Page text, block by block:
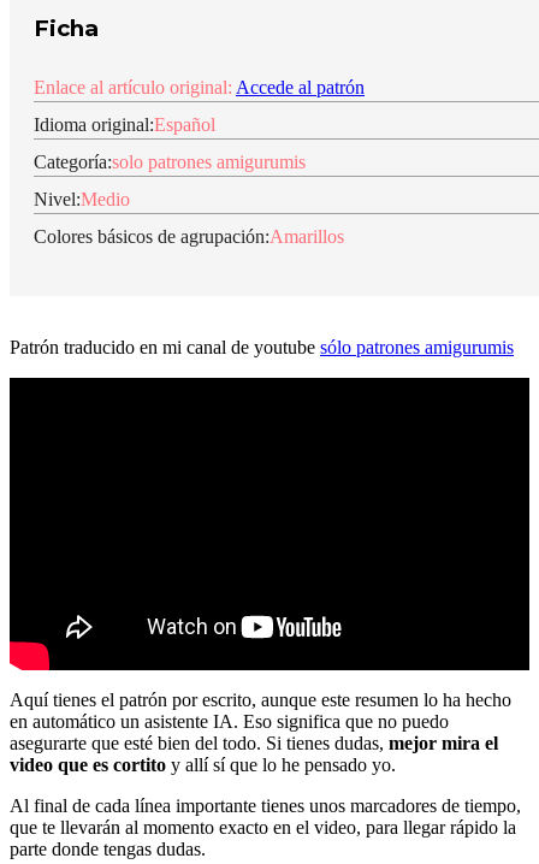
Ficha
Enlace al artículo original: Accede al patrón
Idioma original:Español
Categoría:solo patrones amigurumis
Nivel:Medio
Colores básicos de agrupación:Amarillos
Patrón traducido en mi canal de youtube sólo patrones amigurumis
Aquí tienes el patrón por escrito, aunque este resumen lo ha hecho
en automático un asistente IA. Eso significa que no puedo
asegurarte que esté bien del todo. Si tienes dudas, mejor mira el
video que es cortito y allí sí que lo he pensado yo.
Al final de cada línea importante tienes unos marcadores de tiempo,
que te llevarán al momento exacto en el video, para llegar rápido la
parte donde tengas dudas.